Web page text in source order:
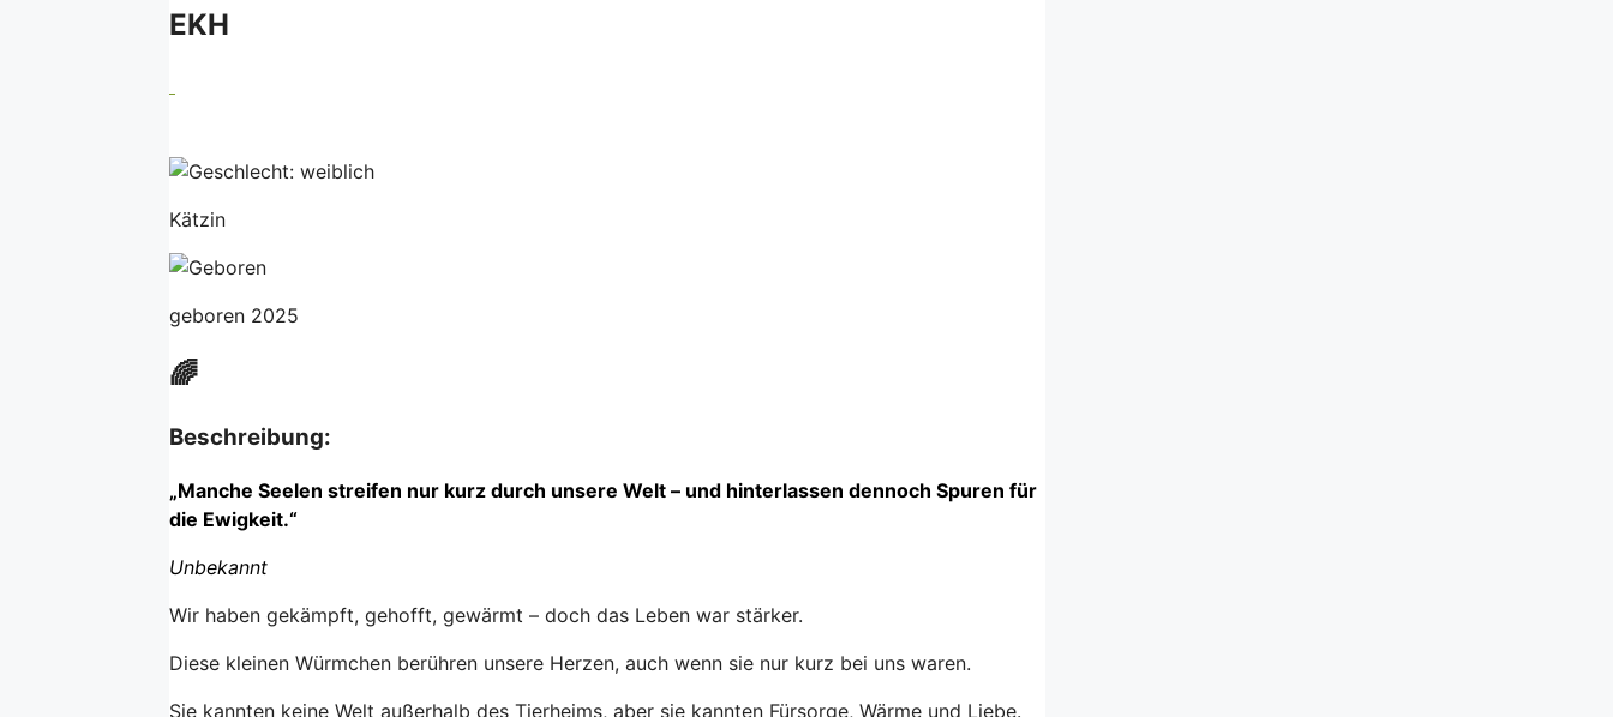
EKH
Kätzin
geboren 2025
🌈
Beschreibung:
„Manche Seelen streifen nur kurz durch unsere Welt – und hinterlassen dennoch Spuren für
die Ewigkeit.“
Unbekannt
Wir haben gekämpft, gehofft, gewärmt – doch das Leben war stärker.
Diese kleinen Würmchen berühren unsere Herzen, auch wenn sie nur kurz bei uns waren.
Sie kannten keine Welt außerhalb des Tierheims, aber sie kannten Fürsorge, Wärme und Liebe.